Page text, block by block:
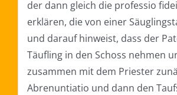
der dann gleich die professio
erklären, die von einer
und darauf hinweist, dass der
Täufling in den Schoss nehmen
zusammen mit dem Priester
Abrenuntiatio und dann den